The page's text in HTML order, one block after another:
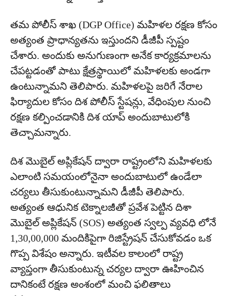
తమ పోలీస్ శాఖ (DGP Office) మహిళల రక్షణ కోసం
అత్యంత ప్రాధాన్యతను ఇస్తుందని డీజీపీ స్పష్టం
చేశారు. అందుకు అనుగుణంగా అనేక కార్యక్రమాలను
చేపట్టడంతో పాటు క్షేత్రస్థాయిలో మహిళలకు అండగా
ఉంటున్నామని తెలిపారు. మహిళలపై జరిగే నేరాల
ఫిర్యాదుల కోసం దిశ పోలీస్ స్టేషన్లు, వేధింపుల నుంచి
రక్షణ కల్పించడానికి దిశ యాప్ అందుబాటులోకి
తెచ్చామన్నారు.
దిశ మొబైల్ అప్లికేషన్ ద్వారా రాష్ట్రంలోని మహిళలకు
ఎలాంటి సమయంలోనైనా అందుబాటులో ఉండేలా
చర్యలు తీసుకుంటున్నామని డీజీపీ తెలిపారు.
అత్యంత ఆధునిక టెక్నాలజీతో ప్రవేశ పెట్టిన దిశా
మొబైల్ అప్లికేషన్ (SOS) అత్యంత స్వల్ప వ్యవధి లోనే
1,30,00,000 మందికిపైగా రిజిస్ట్రేషన్ చేసుకోవడం ఒక
గొప్ప విశేషం అన్నారు. ఇటీవల కాలంలో రాష్ట్ర
వ్యాప్తంగా తీసుకుంటున్న చర్యల ద్వారా ఊహించిన
దానికంటే రక్షణ అంశంలో మంచి ఫలితాలు